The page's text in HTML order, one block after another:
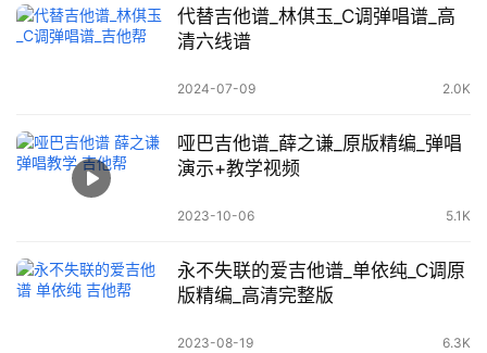
代替吉他谱_林倛玉_C调弹唱谱_高
清六线谱
2024-07-09 2.0K
哑巴吉他谱_薛之谦_原版精编_弹唱
演示+教学视频
2023-10-06 5.1K
永不失联的爱吉他谱_单依纯_C调原
版精编_高清完整版
2023-08-19 6.3K